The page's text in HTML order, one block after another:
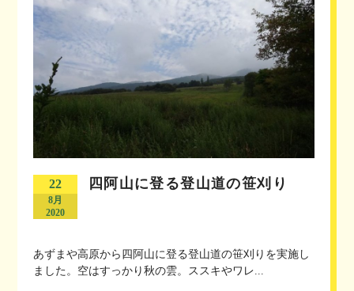
22
8月
2020
四阿山に登る登山道の笹刈り
あずまや高原から四阿山に登る登山道の笹刈りを実施し
ました。空はすっかり秋の雲。ススキやワレ...